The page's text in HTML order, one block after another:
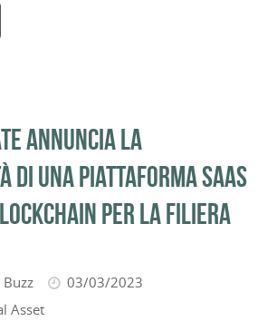
annuncia la
di una piattaforma SaaS
per la filiera
03/03/2023
Asset